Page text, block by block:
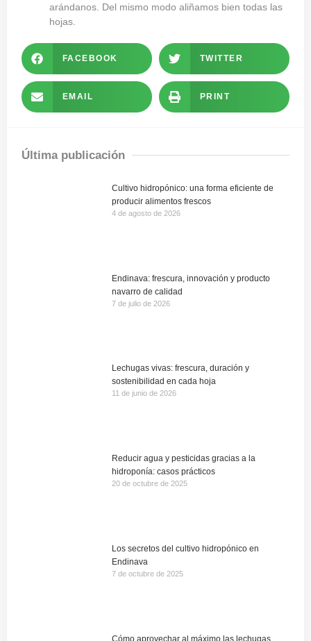
arándanos. Del mismo modo aliñamos bien todas las
hojas.
FACEBOOK TWITTER
EMAIL PRINT
Última publicación
Cultivo hidropónico: una forma eficiente de
producir alimentos frescos
4 de agosto de 2026
Endinava: frescura, innovación y producto
navarro de calidad
7 de julio de 2026
Lechugas vivas: frescura, duración y
sostenibilidad en cada hoja
11 de junio de 2026
Reducir agua y pesticidas gracias a la
hidroponía: casos prácticos
20 de octubre de 2025
Los secretos del cultivo hidropónico en
Endinava
7 de octubre de 2025
Cómo aprovechar al máximo las lechugas